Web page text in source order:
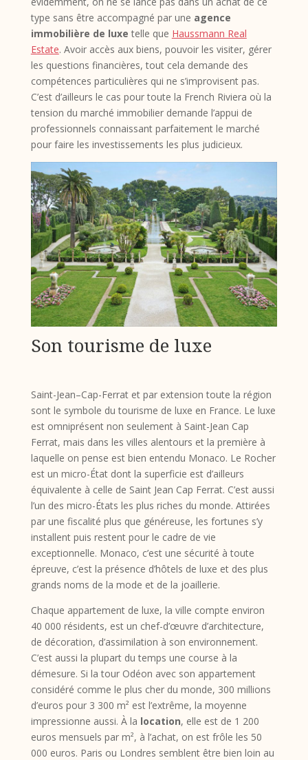
type sans être accompagné par une agence
immobilière de luxe telle que Haussmann Real
Estate. Avoir accès aux biens, pouvoir les visiter, gérer
les questions financières, tout cela demande des
compétences particulières qui ne s’improvisent pas.
C’est d’ailleurs le cas pour toute la French Riviera où la
tension du marché immobilier demande l’appui de
professionnels connaissant parfaitement le marché
pour faire les investissements les plus judicieux.
Son tourisme de luxe
Saint-Jean–Cap-Ferrat et par extension toute la région
sont le symbole du tourisme de luxe en France. Le luxe
est omniprésent non seulement à Saint-Jean Cap
Ferrat, mais dans les villes alentours et la première à
laquelle on pense est bien entendu Monaco. Le Rocher
est un micro-État dont la superficie est d’ailleurs
équivalente à celle de Saint Jean Cap Ferrat. C’est aussi
l’un des micro-États les plus riches du monde. Attirées
par une fiscalité plus que généreuse, les fortunes s’y
installent puis restent pour le cadre de vie
exceptionnelle. Monaco, c’est une sécurité à toute
épreuve, c’est la présence d’hôtels de luxe et des plus
grands noms de la mode et de la joaillerie.
Chaque appartement de luxe, la ville compte environ
40 000 résidents, est un chef-d’œuvre d’architecture,
de décoration, d’assimilation à son environnement.
C’est aussi la plupart du temps une course à la
démesure. Si la tour Odéon avec son appartement
considéré comme le plus cher du monde, 300 millions
d’euros pour 3 300 m² est l’extrême, la moyenne
impressionne aussi. À la location, elle est de 1 200
euros mensuels par m², à l’achat, on est frôle les 50
000 euros. Paris ou Londres semblent être bien loin au